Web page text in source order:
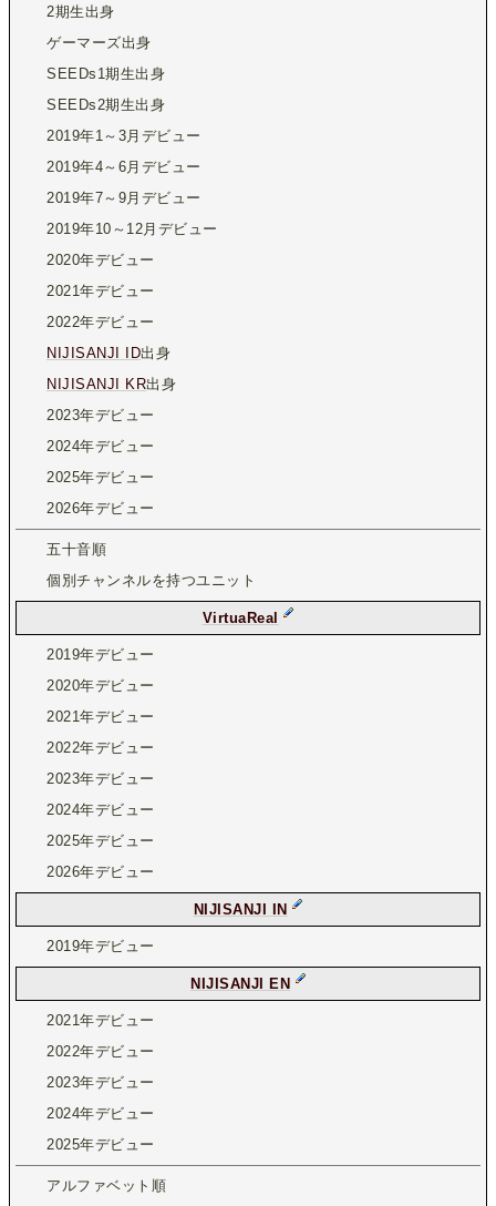
2期生出身
ゲーマーズ出身
SEEDs1期生出身
SEEDs2期生出身
2019年1～3月デビュー
2019年4～6月デビュー
2019年7～9月デビュー
2019年10～12月デビュー
2020年デビュー
2021年デビュー
2022年デビュー
NIJISANJI ID出身
NIJISANJI KR出身
2023年デビュー
2024年デビュー
2025年デビュー
2026年デビュー
五十音順
個別チャンネルを持つユニット
VirtuaReal
2019年デビュー
2020年デビュー
2021年デビュー
2022年デビュー
2023年デビュー
2024年デビュー
2025年デビュー
2026年デビュー
NIJISANJI IN
2019年デビュー
NIJISANJI EN
2021年デビュー
2022年デビュー
2023年デビュー
2024年デビュー
2025年デビュー
アルファベット順